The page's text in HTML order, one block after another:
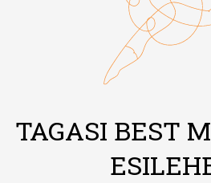
TAGASI BEST